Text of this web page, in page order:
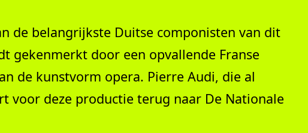
de belangrijkste Duitse componisten van dit
gekenmerkt door een opvallende Franse
de kunstvorm opera. Pierre Audi, die al
voor deze productie terug naar De Nationale